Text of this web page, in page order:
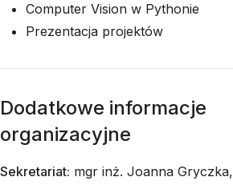
Computer Vision w Pythonie
Prezentacja projektów
Dodatkowe informacje
organizacyjne
Sekretariat: mgr inż. Joanna Gryczka,